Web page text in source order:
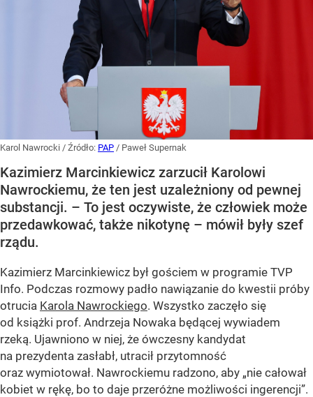
Karol Nawrocki / Źródło: PAP / Paweł Supernak
Kazimierz Marcinkiewicz zarzucił Karolowi
Nawrockiemu, że ten jest uzależniony od pewnej
substancji. – To jest oczywiste, że człowiek może
przedawkować, także nikotynę – mówił były szef
rządu.
Kazimierz Marcinkiewicz był gościem w programie TVP
Info. Podczas rozmowy padło nawiązanie do kwestii próby
otrucia Karola Nawrockiego. Wszystko zaczęło się
od książki prof. Andrzeja Nowaka będącej wywiadem
rzeką. Ujawniono w niej, że ówczesny kandydat
na prezydenta zasłabł, utracił przytomność
oraz wymiotował. Nawrockiemu radzono, aby „nie całował
kobiet w rękę, bo to daje przeróżne możliwości ingerencji”.